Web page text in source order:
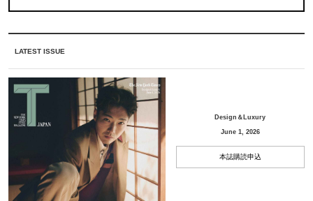
LATEST ISSUE
Design＆Luxury
June 1, 2026
本誌購読申込